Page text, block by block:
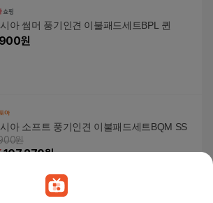
아 썸머 풍기인견 이불패드세트BPL 퀸
원
아 소프트 풍기인견 이불패드세트BQM SS
원
107,270원